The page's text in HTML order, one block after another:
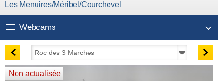
Les Menuires/​Méribel/​Courchevel
Webcams
Non actualisée